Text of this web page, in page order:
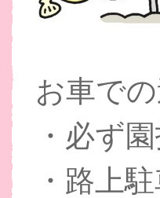
お車で
・必ず
・路上